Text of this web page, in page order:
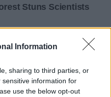
Information
sharing to third parties, or
information for
use the below opt-out